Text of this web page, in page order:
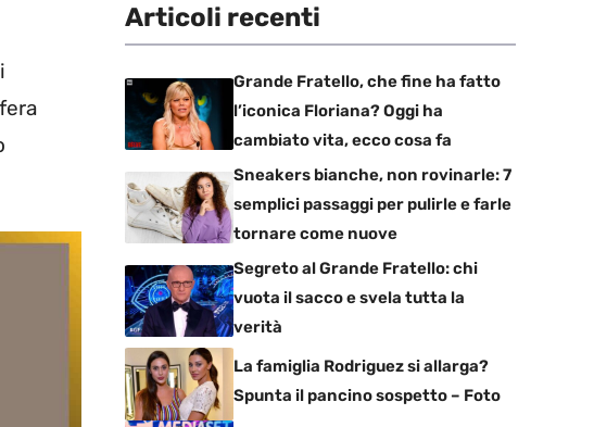
Articoli recenti
Grande Fratello, che fine ha fatto
l’iconica Floriana? Oggi ha
cambiato vita, ecco cosa fa
Sneakers bianche, non rovinarle: 7
semplici passaggi per pulirle e farle
tornare come nuove
Segreto al Grande Fratello: chi
vuota il sacco e svela tutta la
verità
La famiglia Rodriguez si allarga?
Spunta il pancino sospetto – Foto